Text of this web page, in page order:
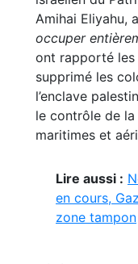
Amihai Eliyahu,
occuper
ont rapporté les
supprimé les
l’enclave
le contrôle de
maritimes et
Lire aussi :
en cours,
zone tampon